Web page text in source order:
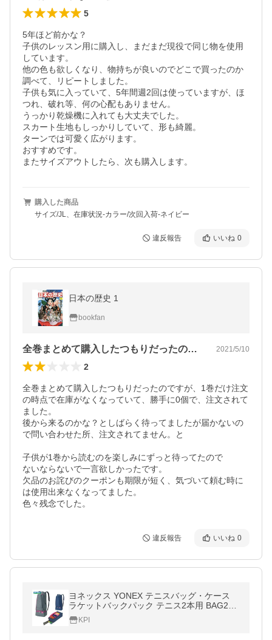
5
5年ほど前かな？
子供のレッスン用に購入し、まだまだ現役で同じ物を使用
しています。
他の色も欲しくなり、物持ちが良いのでどこで買ったのか
調べて、リピートしました。
子供も気に入っていて、5年間週2回は使っていますが、ほ
つれ、破れ等、何の心配もありません。
うっかり乾燥機に入れても大丈夫でした。
スカート生地もしっかりしていて、形も綺麗。
ターンでは可愛く広がります。
おすすめです。
またサイズアウトしたら、次も購入します。
購入した商品
サイズ/JL、在庫状況-カラー/次回入荷-ネイビー
違反報告 いいね 0
日本の歴史 1
bookfan
全巻まとめて購入したつもりだったのです… 2021/5/10
2
全巻まとめて購入したつもりだったのですが、1巻だけ注文
の時点で在庫がなくなっていて、勝手に0個で、注文されて
ました。
後から来るのかな？としばらく待ってましたが届かないの
で問い合わせた所、注文されてません。と
子供が1巻から読むのを楽しみにずっと待ってたので
ないならないで一言欲しかったです。
欠品のお詫びのクーポンも期限が短く、気づいて頼む時に
は使用出来なくなってました。
色々残念でした。
違反報告 いいね 0
ヨネックス YONEX テニスバッグ・ケース
ラケットバックパック テニス2本用 BAG206
9
KPI